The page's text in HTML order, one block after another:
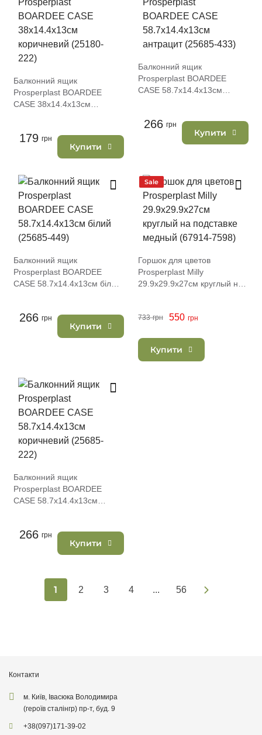
Балконний ящик
Prosperplast BOARDEE
CASE 38х14.4х13см
179 грн
Купити
Балконний ящик
Prosperplast BOARDEE
CASE 58.7х14.4х13см
266 грн
Купити
Балконний ящик
Prosperplast BOARDEE
CASE 58.7х14.4х13см білий
266 грн
Купити
Sale
Горшок для цветов
Prosperplast Milly
29.9х29.9х27см круглый на
733 грн 550 грн
Купити
Балконний ящик
Prosperplast BOARDEE
CASE 58.7х14.4х13см
266 грн
Купити
1 2 3 4 ... 56
Контакти
м. Київ, Івасюка Володимира
(героїв сталінгр) пр-т, буд. 9
+38(097)171-39-02